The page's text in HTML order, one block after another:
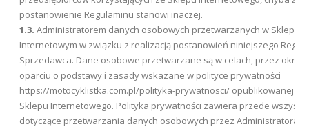
postanowienie Regulaminu stanowi inaczej.
1.3. Administratorem danych osobowych przetwarzanych w Sklepie
Internetowym w związku z realizacją postanowień niniejszego
Sprzedawca. Dane osobowe przetwarzane są w celach, przez okres
oparciu o podstawy i zasady wskazane w polityce prywatności
https://motocyklistka.com.pl/polityka-prywatnosci/ opublikowanej
Sklepu Internetowego. Polityka prywatności zawiera przede
dotyczące przetwarzania danych osobowych przez Administratora